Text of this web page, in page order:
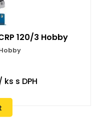
120/3 Hobby
ks s DPH